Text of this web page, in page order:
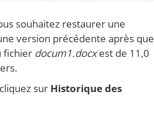
souhaitez restaurer une
version précédente après que
fichier docum1.docxest de 11,0
sur Historique des